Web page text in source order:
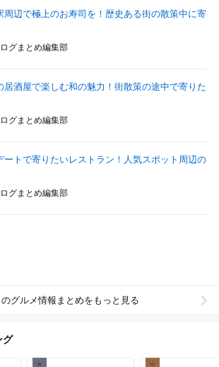
周辺で極上のお寿司を！歴史ある街の散策中に寄
グまとめ編集部
居酒屋で楽しむ和の魅力！街散策の途中で寄りた
グまとめ編集部
ートで寄りたいレストラン！人気スポット周辺の
グまとめ編集部
グルメ情報まとめをもっと見る
グ